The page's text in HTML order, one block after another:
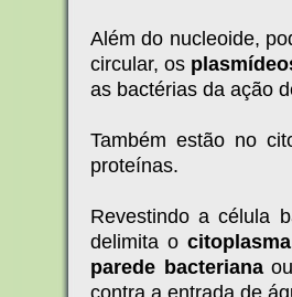
Além do nucleoide,
circular, os
as bactérias da ação
Também estão no
proteínas.
Revestindo a célula
delimita ocitoplasma
parede bacterianaou
contra a entrada de